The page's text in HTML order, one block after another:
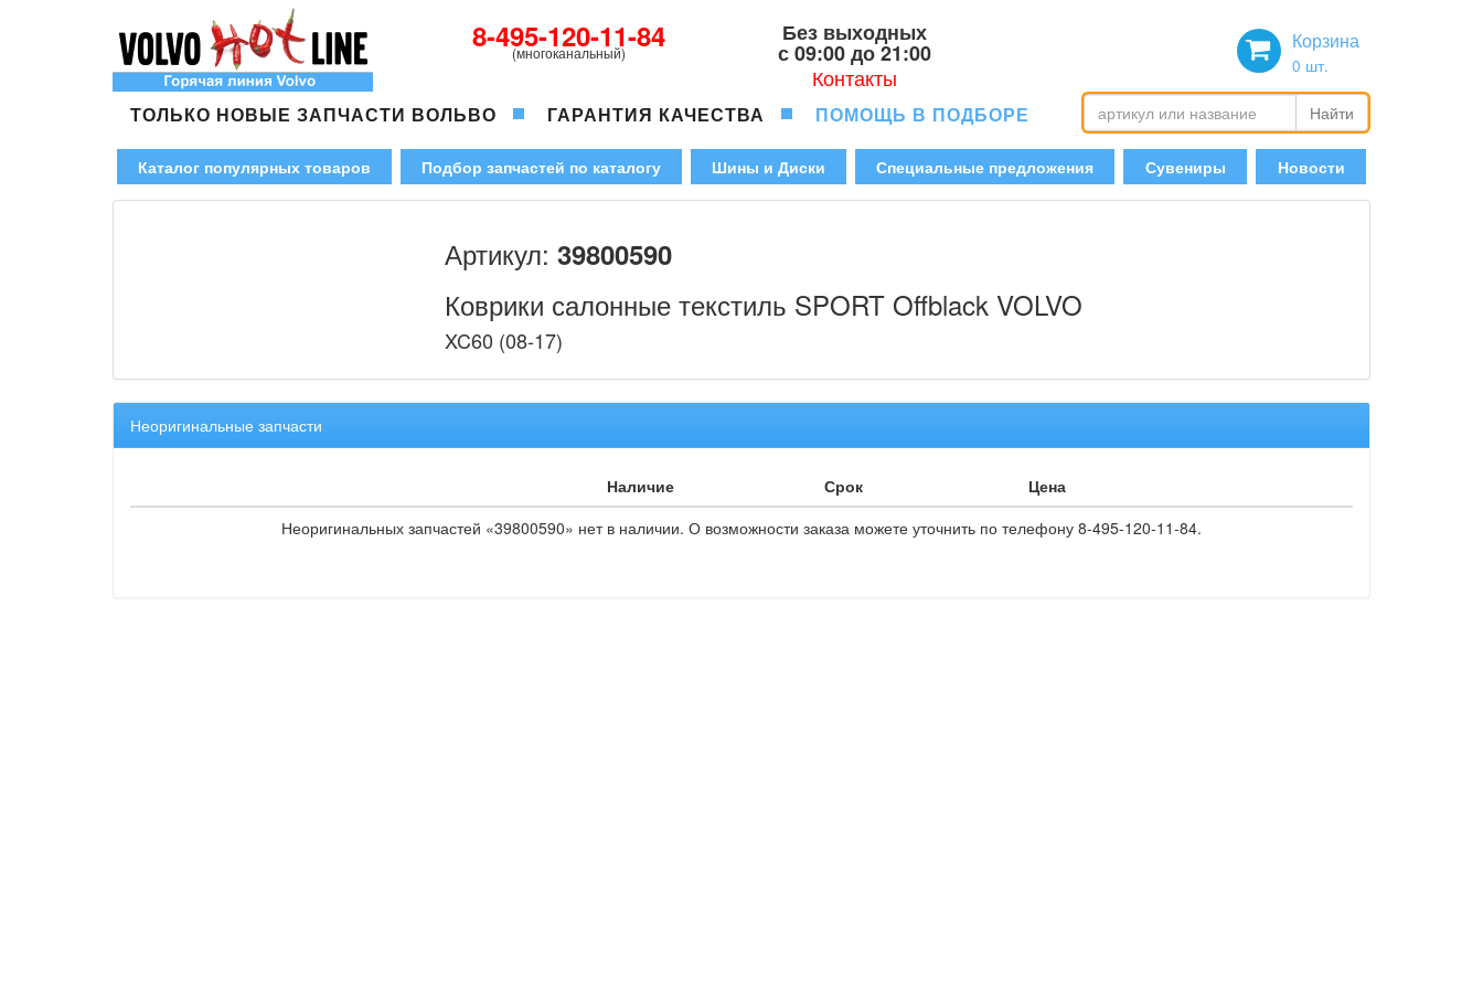
8-495-120-11-84
(многоканальный)
Без выходных
с 09:00 до 21:00
Контакты
Корзина
0 шт.
ТОЛЬКО НОВЫЕ ЗАПЧАСТИ ВОЛЬВО ГАРАНТИЯ КАЧЕСТВА ПОМОЩЬ В ПОДБОРЕ Найти
Каталог популярных товаров Подбор запчастей по каталогу Шины и Диски Специальные предложения Сувениры Новости
Артикул: 39800590
Коврики салонные текстиль SPORT Offblack VOLVO
XC60 (08-17)
Неоригинальные запчасти
Наличие Срок
Цена
Неоригинальных запчастей «39800590» нет в наличии. О возможности заказа можете уточнить по телефону 8-495-120-11-84.